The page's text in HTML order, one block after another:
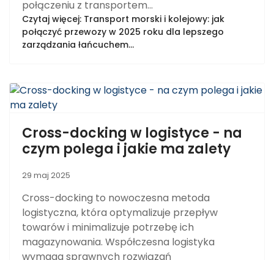
połączeniu z transportem...
Czytaj więcej: Transport morski i kolejowy: jak
połączyć przewozy w 2025 roku dla lepszego
zarządzania łańcuchem...
Cross-docking w logistyce - na
czym polega i jakie ma zalety
29 maj 2025
Cross-docking to nowoczesna metoda
logistyczna, która optymalizuje przepływ
towarów i minimalizuje potrzebę ich
magazynowania. Współczesna logistyka
wymaga sprawnych rozwiązań